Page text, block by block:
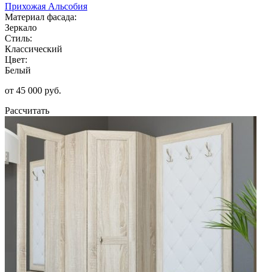
Прихожая Альсобия
Материал фасада:
Зеркало
Стиль:
Классический
Цвет:
Белый
от 45 000 руб.
Рассчитать